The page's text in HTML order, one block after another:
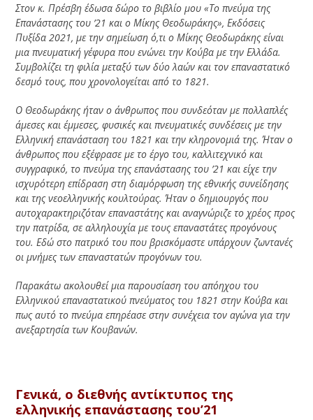
Στον κ. Πρέσβη έδωσα δώρο το βιβλίο μου «Το πνεύμα της
Επανάστασης του ’21 και ο Μίκης Θεοδωράκης», Εκδόσεις
Πυξίδα 2021, με την σημείωση ό,τι ο Μίκης Θεοδωράκης είναι
μια πνευματική γέφυρα που ενώνει την Κούβα με την Ελλάδα.
Συμβολίζει τη φιλία μεταξύ των δύο λαών και τον επαναστατικό
δεσμό τους, που χρονολογείται από το 1821.
Ο Θεοδωράκης ήταν ο άνθρωπος που συνδεόταν με πολλαπλές
άμεσες και έμμεσες, φυσικές και πνευματικές συνδέσεις με την
Ελληνική επανάσταση του 1821 και την κληρονομιά της. Ήταν ο
άνθρωπος που εξέφρασε με το έργο του, καλλιτεχνικό και
συγγραφικό, το πνεύμα της επανάστασης του ’21 και είχε την
ισχυρότερη επίδραση στη διαμόρφωση της εθνικής συνείδησης
και της νεοελληνικής κουλτούρας. Ήταν ο δημιουργός που
αυτοχαρακτηριζόταν επαναστάτης και αναγνώριζε το χρέος προς
την πατρίδα, σε αλληλουχία με τους επαναστάτες προγόνους
του. Εδώ στο πατρικό του που βρισκόμαστε υπάρχουν ζωντανές
οι μνήμες των επαναστατών προγόνων του.
Παρακάτω ακολουθεί μια παρουσίαση του απόηχου του
Ελληνικού επαναστατικού πνεύματος του 1821 στην Κούβα και
πως αυτό το πνεύμα επηρέασε στην συνέχεια τον αγώνα για την
ανεξαρτησία των Κουβανών.
Γενικά, ο διεθνής αντίκτυπος της
ελληνικής επανάστασης του’21